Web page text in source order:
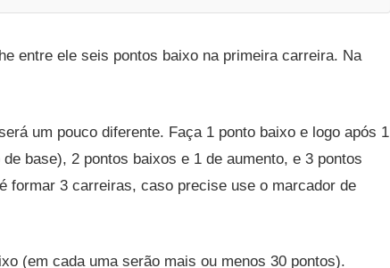
entre ele seis pontos baixo na primeira carreira. Na
um pouco diferente. Faça 1 ponto baixo e logo após 1
base), 2 pontos baixos e 1 de aumento, e 3 pontos
formar 3 carreiras, caso precise use o marcador de
(em cada uma serão mais ou menos 30 pontos).